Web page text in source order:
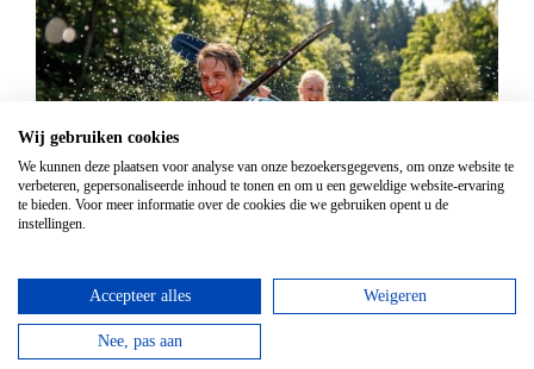
Kanovaren
Vanaf€21,95
Kanovaren moet je echt doen in de Ardennen! Boek
Wij gebruiken cookies
We kunnen deze plaatsen voor analyse van onze bezoekersgegevens, om onze website te
verbeteren, gepersonaliseerde inhoud te tonen en om u een geweldige website-ervaring
te bieden. Voor meer informatie over de cookies die we gebruiken opent u de
instellingen.
Accepteer alles Weigeren
Nee, pas aan